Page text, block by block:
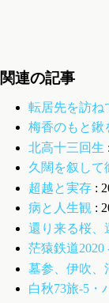
関連の記事
転居先を訪ね
梅香のもと鍬
北高十三回生
久闊を叙して
超越と実存:
病と人生観 :
還り来る桜、
茫猿鉄道2020
墓参、伊吹、
白秋73旅-5・